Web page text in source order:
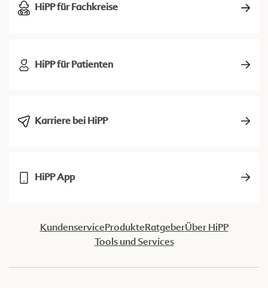
HiPP für Fachkreise
HiPP für Patienten
Karriere bei HiPP
HiPP App
KundenserviceProdukteRatgeberÜber HiPP
Tools und Services